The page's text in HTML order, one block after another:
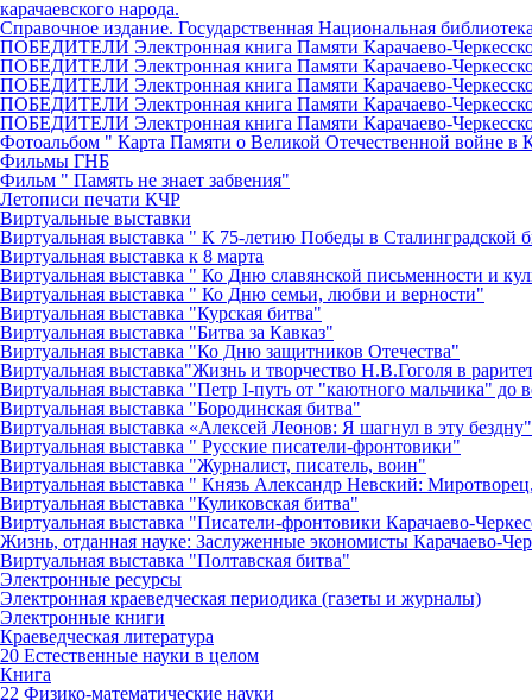
карачаевского народа.
Справочное издание. Государственная Национальная
ПОБЕДИТЕЛИ Электронная книга Памяти Карачаево-
ПОБЕДИТЕЛИ Электронная книга Памяти Карачаево-
ПОБЕДИТЕЛИ Электронная книга Памяти Карачаево-
ПОБЕДИТЕЛИ Электронная книга Памяти Карачаево-
ПОБЕДИТЕЛИ Электронная книга Памяти Карачаево-
Фотоальбом " Карта Памяти о Великой Отечественной войне в
Фильмы ГНБ
Фильм " Память не знает забвения"
Летописи печати КЧР
Виртуальные выставки
Виртуальная выставка " К 75-летию Победы в Сталинградской
Виртуальная выставка к 8 марта
Виртуальная выставка " Ко Дню славянской письменности и
Виртуальная выставка " Ко Дню семьи, любви и верности"
Виртуальная выставка "Курская битва"
Виртуальная выставка "Битва за Кавказ"
Виртуальная выставка "Ко Дню защитников Отечества"
Виртуальная выставка"Жизнь и творчество Н.В.Гоголя в
Виртуальная выставка "Петр I-путь от "каютного мальчика" до
Виртуальная выставка "Бородинская битва"
Виртуальная выставка «Алексей Леонов: Я шагнул в эту бездну"
Виртуальная выставка " Русские писатели-фронтовики"
Виртуальная выставка "Журналист, писатель, воин"
Виртуальная выставка " Князь Александр Невский:
Виртуальная выставка "Куликовская битва"
Виртуальная выставка "Писатели-фронтовики Карачаево-
Жизнь, отданная науке: Заслуженные экономисты Карачаево-
Виртуальная выставка "Полтавская битва"
Электронные ресурсы
Электронная краеведческая периодика (газеты и журналы)
Электронные книги
Краеведческая литература
20 Естественные науки в целом
Книга
22 Физико-математические науки